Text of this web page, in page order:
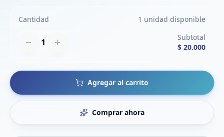
Cantidad 1 unidad disponible
1
Subtotal
$ 20.000
Agregar al carrito
Comprar ahora